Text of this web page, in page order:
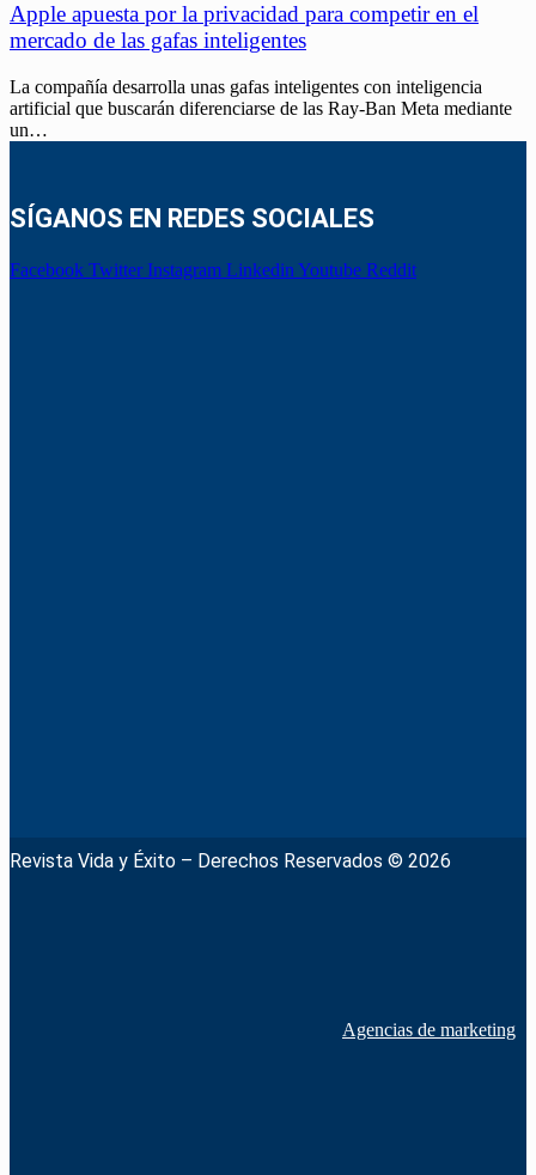
Apple apuesta por la privacidad para competir en el
mercado de las gafas inteligentes
La compañía desarrolla unas gafas inteligentes con inteligencia
artificial que buscarán diferenciarse de las Ray-Ban Meta mediante
un…
SÍGANOS EN REDES SOCIALES
Facebook Twitter Instagram Linkedin Youtube Reddit
Revista Vida y Éxito – Derechos Reservados © 2026
Agencias de marketing